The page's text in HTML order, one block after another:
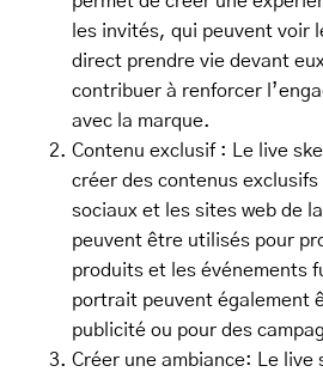
les invités, qui peuvent voir
direct prendre vie devant
contribuer à renforcer
avec la marque.
Contenu exclusif : Le live
créer des contenus
sociaux et les sites web de
peuvent être utilisés pour
produits et les événements
portrait peuvent également
publicité ou pour des
Créer une ambiance: Le live